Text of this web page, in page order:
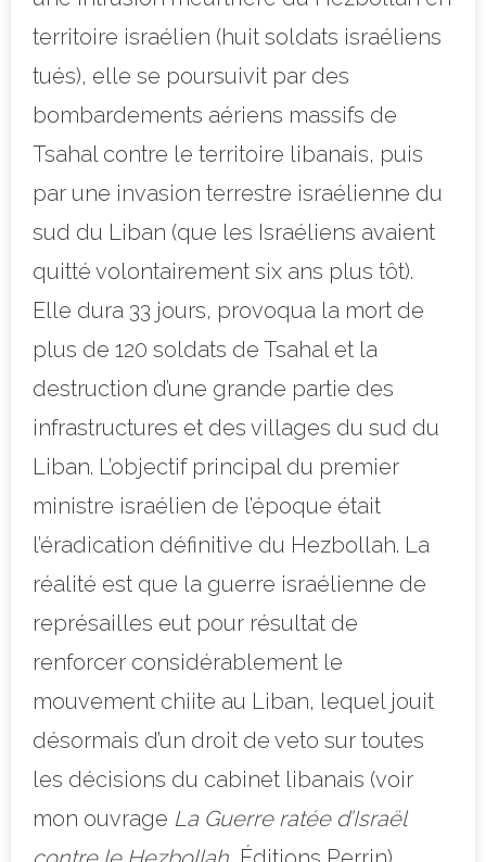
territoire israélien (huit soldats israéliens
tués), elle se poursuivit par des
bombardements aériens massifs de
Tsahal contre le territoire libanais, puis
par une invasion terrestre israélienne du
sud du Liban (que les Israéliens avaient
quitté volontairement six ans plus tôt).
Elle dura 33 jours, provoqua la mort de
plus de 120 soldats de Tsahal et la
destruction d’une grande partie des
infrastructures et des villages du sud du
Liban. L’objectif principal du premier
ministre israélien de l’époque était
l’éradication définitive du Hezbollah. La
réalité est que la guerre israélienne de
représailles eut pour résultat de
renforcer considérablement le
mouvement chiite au Liban, lequel jouit
désormais d’un droit de veto sur toutes
les décisions du cabinet libanais (voir
mon ouvrage La Guerre ratée d’Israël